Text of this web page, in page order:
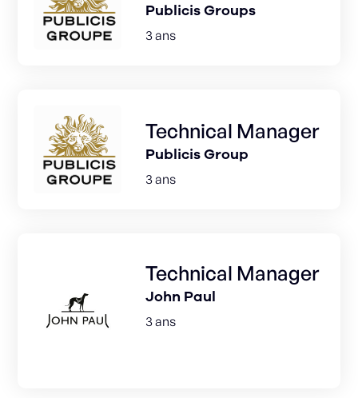
Publicis Groups
3 ans
Technical Manager
Publicis Group
3 ans
Technical Manager
John Paul
3 ans